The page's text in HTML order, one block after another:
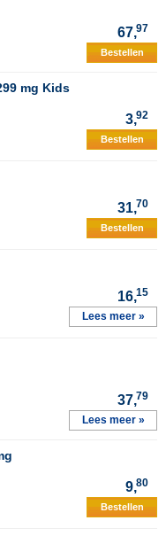
67,97
Bestellen
mg Kids
3,92
Bestellen
31,70
Bestellen
16,15
Lees meer »
37,79
Lees meer »
9,80
Bestellen